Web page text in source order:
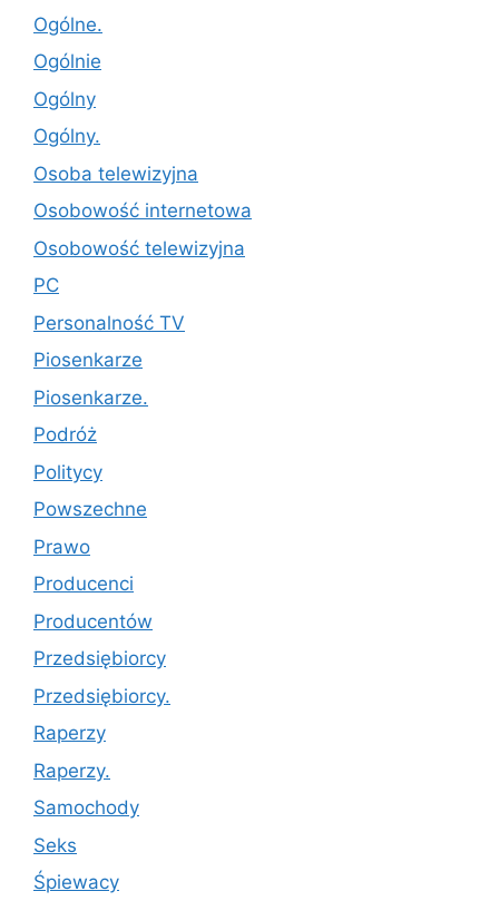
Ogólne.
Ogólnie
Ogólny
Ogólny.
Osoba telewizyjna
Osobowość internetowa
Osobowość telewizyjna
PC
Personalność TV
Piosenkarze
Piosenkarze.
Podróż
Politycy
Powszechne
Prawo
Producenci
Producentów
Przedsiębiorcy
Przedsiębiorcy.
Raperzy
Raperzy.
Samochody
Seks
Śpiewacy